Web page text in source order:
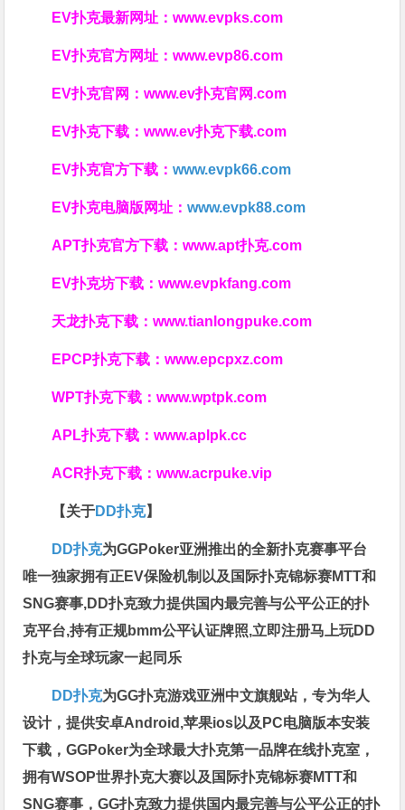
EV扑克最新网址：www.evpks.com
EV扑克官方网址：www.evp86.com
EV扑克官网：www.ev扑克官网.com
EV扑克下载：www.ev扑克下载.com
EV扑克官方下载：www.evpk66.com
EV扑克电脑版网址：www.evpk88.com
APT扑克官方下载：www.apt扑克.com
EV扑克坊下载：www.evpkfang.com
天龙扑克下载：www.tianlongpuke.com
EPCP扑克下载：www.epcpxz.com
WPT扑克下载：www.wptpk.com
APL扑克下载：www.aplpk.cc
ACR扑克下载：www.acrpuke.vip
【关于DD扑克】
DD扑克为GGPoker亚洲推出的全新扑克赛事平台
唯一独家拥有正EV保险机制以及国际扑克锦标赛MTT和
SNG赛事,DD扑克致力提供国内最完善与公平公正的扑
克平台,持有正规bmm公平认证牌照,立即注册马上玩DD
扑克与全球玩家一起同乐
DD扑克为GG扑克游戏亚洲中文旗舰站，专为华人
设计，提供安卓Android,苹果ios以及PC电脑版本安装
下载，GGPoker为全球最大扑克第一品牌在线扑克室，
拥有WSOP世界扑克大赛以及国际扑克锦标赛MTT和
SNG赛事，GG扑克致力提供国内最完善与公平公正的扑